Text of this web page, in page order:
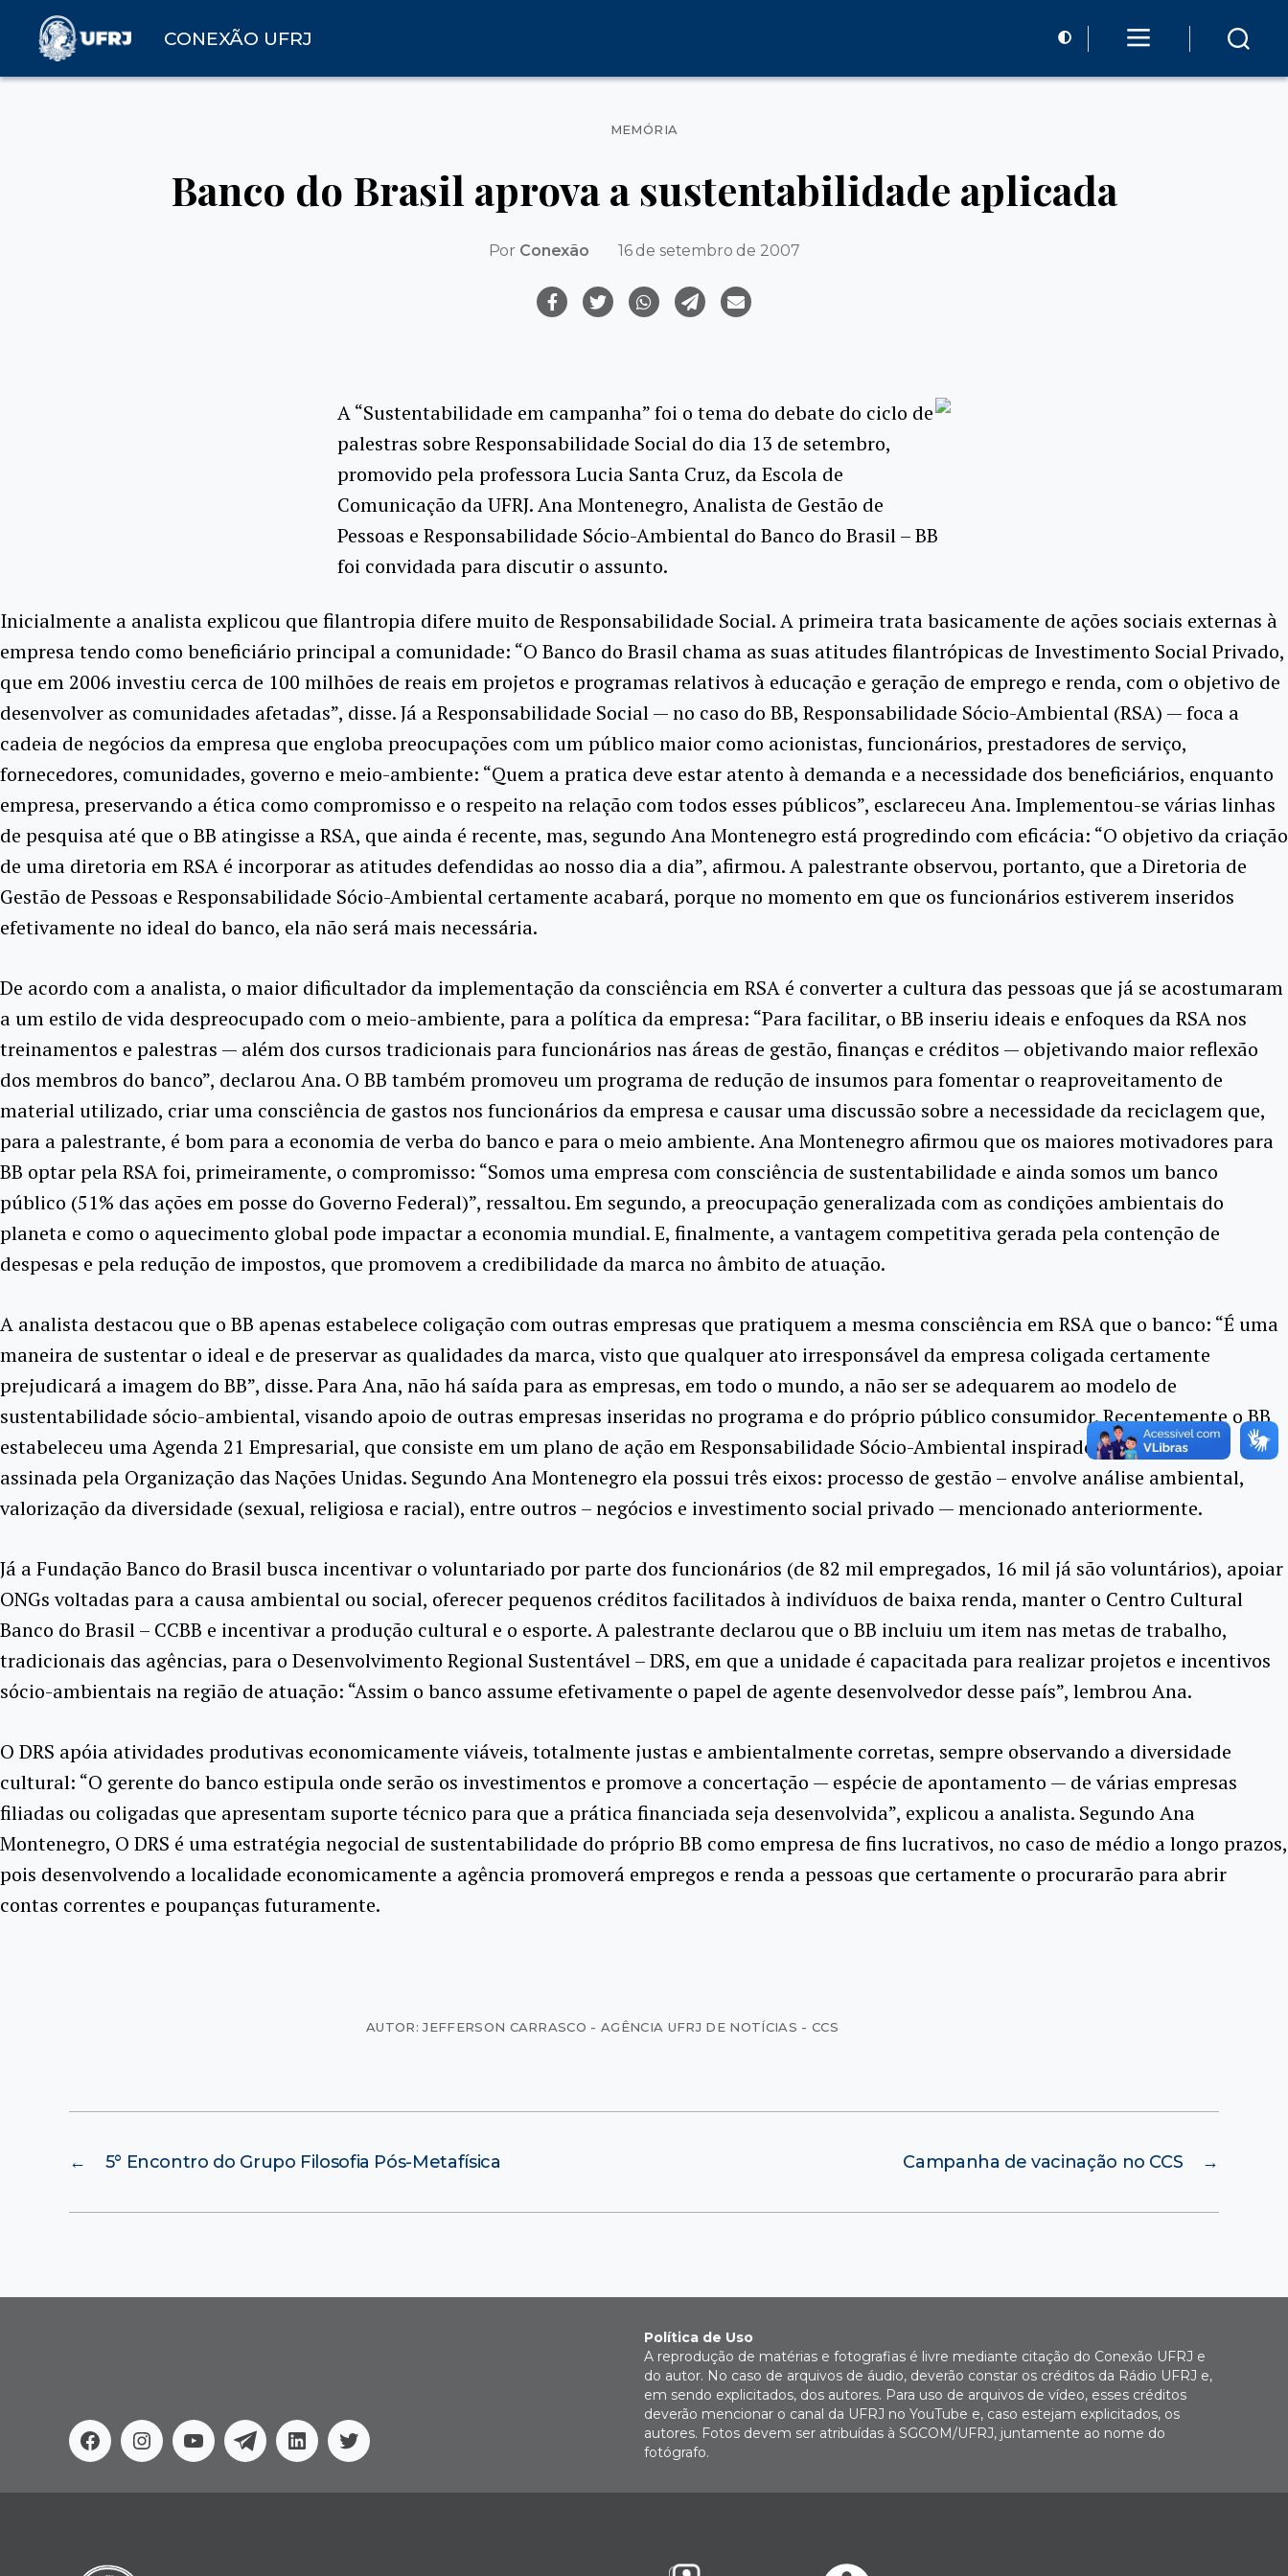
CONEXÃO UFRJ
Categorias
MEMÓRIA
Banco do Brasil aprova a sustentabilidade aplicada
Por Conexão 16 de setembro de 2007
A “Sustentabilidade em campanha” foi o tema do debate do ciclo de
palestras sobre Responsabilidade Social do dia 13 de setembro,
promovido pela professora Lucia Santa Cruz, da Escola de
Comunicação da UFRJ. Ana Montenegro, Analista de Gestão de
Pessoas e Responsabilidade Sócio-Ambiental do Banco do Brasil – BB
foi convidada para discutir o assunto.
Inicialmente a analista explicou que filantropia difere muito de Responsabilidade Social. A primeira trata basicamente de ações sociais externas à
empresa tendo como beneficiário principal a comunidade: “O Banco do Brasil chama as suas atitudes filantrópicas de Investimento Social Privado,
que em 2006 investiu cerca de 100 milhões de reais em projetos e programas relativos à educação e geração de emprego e renda, com o objetivo de
desenvolver as comunidades afetadas”, disse. Já a Responsabilidade Social — no caso do BB, Responsabilidade Sócio-Ambiental (RSA) — foca a
cadeia de negócios da empresa que engloba preocupações com um público maior como acionistas, funcionários, prestadores de serviço,
fornecedores, comunidades, governo e meio-ambiente: “Quem a pratica deve estar atento à demanda e a necessidade dos beneficiários, enquanto
empresa, preservando a ética como compromisso e o respeito na relação com todos esses públicos”, esclareceu Ana. Implementou-se várias linhas
de pesquisa até que o BB atingisse a RSA, que ainda é recente, mas, segundo Ana Montenegro está progredindo com eficácia: “O objetivo da criação
de uma diretoria em RSA é incorporar as atitudes defendidas ao nosso dia a dia”, afirmou. A palestrante observou, portanto, que a Diretoria de
Gestão de Pessoas e Responsabilidade Sócio-Ambiental certamente acabará, porque no momento em que os funcionários estiverem inseridos
efetivamente no ideal do banco, ela não será mais necessária.
De acordo com a analista, o maior dificultador da implementação da consciência em RSA é converter a cultura das pessoas que já se acostumaram
a um estilo de vida despreocupado com o meio-ambiente, para a política da empresa: “Para facilitar, o BB inseriu ideais e enfoques da RSA nos
treinamentos e palestras — além dos cursos tradicionais para funcionários nas áreas de gestão, finanças e créditos — objetivando maior reflexão
dos membros do banco”, declarou Ana. O BB também promoveu um programa de redução de insumos para fomentar o reaproveitamento de
material utilizado, criar uma consciência de gastos nos funcionários da empresa e causar uma discussão sobre a necessidade da reciclagem que,
para a palestrante, é bom para a economia de verba do banco e para o meio ambiente.Ana Montenegro afirmou que os maiores motivadores para
BB optar pela RSA foi, primeiramente, o compromisso: “Somos uma empresa com consciência de sustentabilidade e ainda somos um banco
público (51% das ações em posse do Governo Federal)”, ressaltou. Em segundo, a preocupação generalizada com as condições ambientais do
planeta e como o aquecimento global pode impactar a economia mundial. E, finalmente, a vantagem competitiva gerada pela contenção de
despesas e pela redução de impostos, que promovem a credibilidade da marca no âmbito de atuação.
A analista destacou que o BB apenas estabelece coligação com outras empresas que pratiquem a mesma consciência em RSA que o banco: “É uma
maneira de sustentar o ideal e de preservar as qualidades da marca, visto que qualquer ato irresponsável da empresa coligada certamente
prejudicará a imagem do BB”, disse. Para Ana, não há saída para as empresas, em todo o mundo, a não ser se adequarem ao modelo de
sustentabilidade sócio-ambiental, visando apoio de outras empresas inseridas no programa e do próprio público consumidor.Recentemente o BB
estabeleceu uma Agenda 21 Empresarial, que consiste em um plano de ação em Responsabilidade Sócio-Ambiental inspirado na Agenda 21
assinada pela Organização das Nações Unidas. Segundo Ana Montenegro ela possui três eixos: processo de gestão – envolve análise ambiental,
valorização da diversidade (sexual, religiosa e racial), entre outros – negócios e investimento social privado — mencionado anteriormente.
Já a Fundação Banco do Brasil busca incentivar o voluntariado por parte dos funcionários (de 82 mil empregados, 16 mil já são voluntários), apoiar
ONGs voltadas para a causa ambiental ou social, oferecer pequenos créditos facilitados à indivíduos de baixa renda, manter o Centro Cultural
Banco do Brasil – CCBB e incentivar a produção cultural e o esporte.A palestrante declarou que o BB incluiu um item nas metas de trabalho,
tradicionais das agências, para o Desenvolvimento Regional Sustentável – DRS, em que a unidade é capacitada para realizar projetos e incentivos
sócio-ambientais na região de atuação: “Assim o banco assume efetivamente o papel de agente desenvolvedor desse país”, lembrou Ana.
O DRS apóia atividades produtivas economicamente viáveis, totalmente justas e ambientalmente corretas, sempre observando a diversidade
cultural: “O gerente do banco estipula onde serão os investimentos e promove a concertação — espécie de apontamento — de várias empresas
filiadas ou coligadas que apresentam suporte técnico para que a prática financiada seja desenvolvida”, explicou a analista. Segundo Ana
Montenegro, O DRS é uma estratégia negocial de sustentabilidade do próprio BB como empresa de fins lucrativos, no caso de médio a longo prazos,
pois desenvolvendo a localidade economicamente a agência promoverá empregos e renda a pessoas que certamente o procurarão para abrir
contas correntes e poupanças futuramente.
AUTOR: JEFFERSON CARRASCO - AGÊNCIA UFRJ DE NOTÍCIAS - CCS
← 5° Encontro do Grupo Filosofia Pós-Metafísica →
Campanha de vacinação no CCS
FacebookInstagram
YoutubeTelegramLinkedinTwitter
Política de Uso
A reprodução de matérias e fotografias é livre mediante citação do Conexão UFRJ e
do autor. No caso de arquivos de áudio, deverão constar os créditos da Rádio UFRJ e,
em sendo explicitados, dos autores. Para uso de arquivos de vídeo, esses créditos
deverão mencionar o canal da UFRJ no YouTube e, caso estejam explicitados, os
autores. Fotos devem ser atribuídas à SGCOM/UFRJ, juntamente ao nome do
fotógrafo.